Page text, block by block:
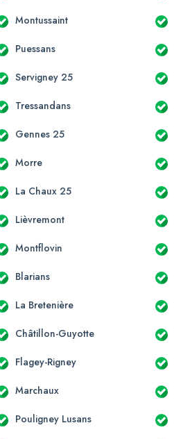
Montussaint
Puessans
Servigney 25
Tressandans
Gennes 25
Morre
La Chaux 25
Lièvremont
Montflovin
Blarians
La Bretenière
Châtillon-Guyotte
Flagey-Rigney
Marchaux
Pouligney Lusans